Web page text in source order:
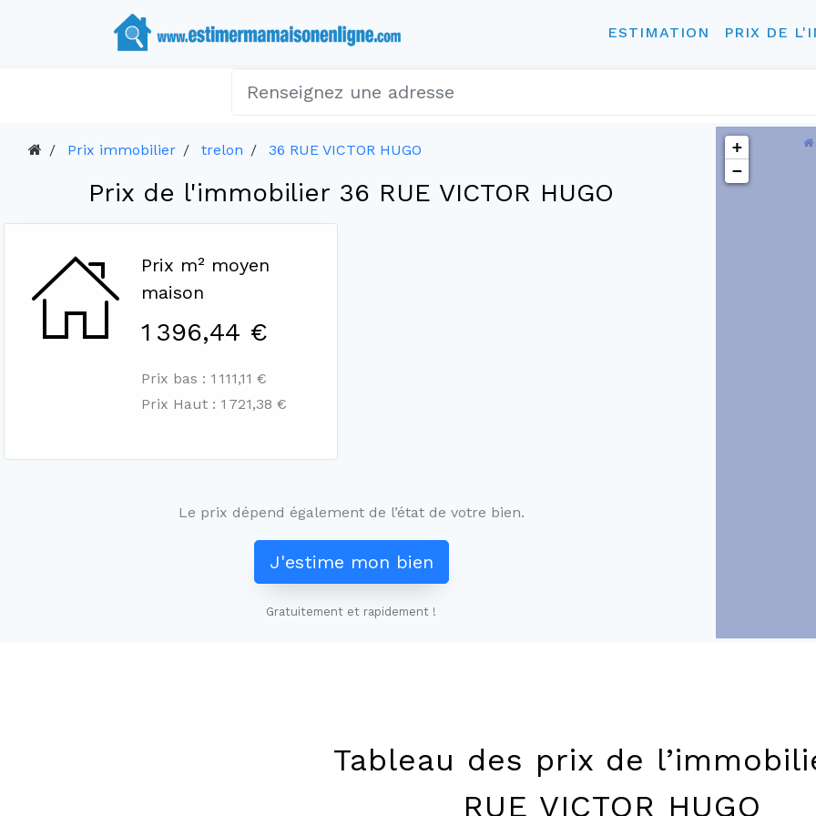
ESTIMATION PRIX DE
Prix immobilier trelon 36 RUE VICTOR HUGO
Prix de l'immobilier 36 RUE VICTOR HUGO
Prix m² moyen
maison
1 396,44 €
Prix bas : 1 111,11 €
Prix Haut : 1 721,38 €
Le prix dépend également de l’état de votre bien.
J'estime mon bien
Gratuitement et rapidement !
+
−
Tableau des prix de
RUE VICTOR HUGO